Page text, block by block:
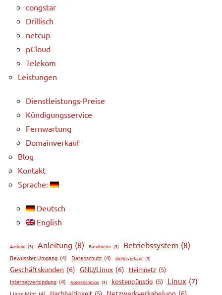
congstar
Drillisch
netcup
pCloud
Telekom
Leistungen
Dienstleistungs-Preise
Kündigungsservice
Fernwartung
Domainverkauf
Blog
Kontakt
Sprache:
Deutsch
English
Android (3) Anleitung (8) Bandbreite (3) Betriebssystem (8)
Bewusster Umgang (4) Datenschutz (4) direktverkauf (3)
Geschäftskunden (6) GNU/Linux (6) Heimnetz (5)
Internetverbindung (4) Konzentration (3) kostengünstig (5) Linux (7)
Nachhaltigkeit (5) Netzwerkverkabelung (6)